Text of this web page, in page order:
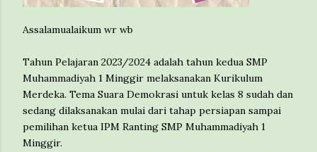
Assalamualaikum wr wb
Tahun Pelajaran 2023/2024 adalah tahun kedua SMP
Muhammadiyah 1 Minggir melaksanakan Kurikulum
Merdeka. Tema Suara Demokrasi untuk kelas 8 sudah dan
sedang dilaksanakan mulai dari tahap persiapan sampai
pemilihan ketua IPM Ranting SMP Muhammadiyah 1
Minggir.